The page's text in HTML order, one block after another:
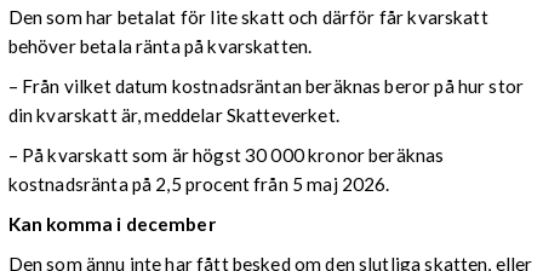
Den som har betalat för lite skatt och därför får kvarskatt
behöver betala ränta på kvarskatten.
– Från vilket datum kostnadsräntan beräknas beror på hur stor
din kvarskatt är, meddelar Skatteverket.
– På kvarskatt som är högst 30 000 kronor beräknas
kostnadsränta på 2,5 procent från 5 maj 2026.
Kan komma i december
Den som ännu inte har fått besked om den slutliga skatten, eller